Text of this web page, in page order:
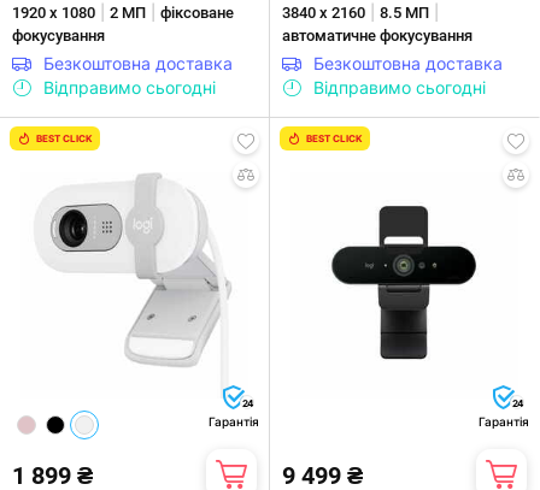
1920 х 1080
2 МП
фіксоване
фокусування
Безкоштовна доставка
Відправимо сьогодні
3840 х 2160
8.5 МП
автоматичне фокусування
Безкоштовна доставка
Відправимо сьогодні
BEST CLICK
24
Гарантія
1 899 ₴
BEST CLICK
24
Гарантія
9 499 ₴